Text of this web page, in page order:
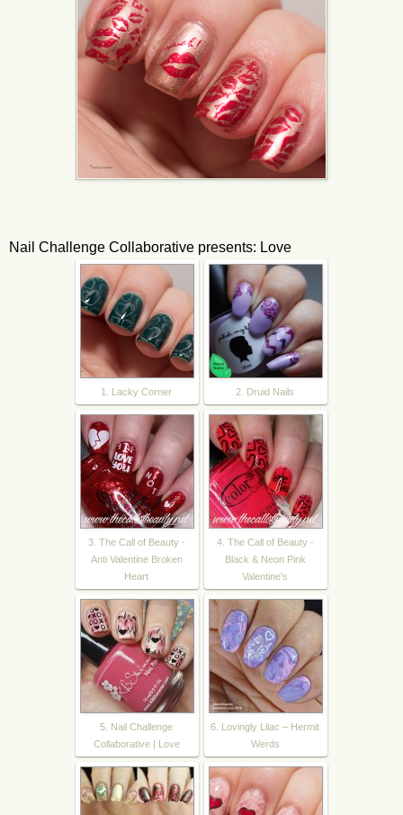
Nail Challenge Collaborative presents: Love
1. Lacky Corner 2. Druid Nails
3. The Call of Beauty -
Anti Valentine Broken
Heart
4. The Call of Beauty -
Black & Neon Pink
Valentine's
5. Nail Challenge
Collaborative | Love
6. Lovingly Lilac – Hermit
Werds